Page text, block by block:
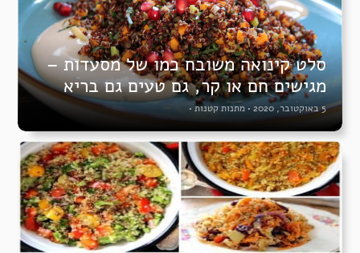
סלט קינואה משובח כמו של מסעדות –
מגישים חם או קר, גם טעים גם בריא
5 באוקטובר, 2020 • מתנות קטנות •